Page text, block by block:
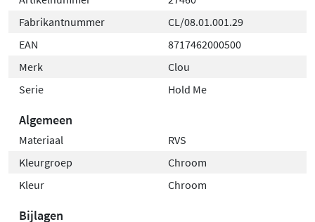
Fabrikantnummer
CL/08.01.001.29
EAN
8717462000500
Merk
Clou
Serie
Hold Me
Algemeen
Materiaal
RVS
Kleurgroep
Chroom
Kleur
Chroom
Bijlagen